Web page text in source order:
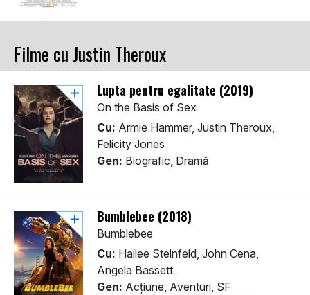
Filme cu Justin Theroux
Lupta pentru egalitate (2019)
On the Basis of Sex
Cu: Armie Hammer, Justin Theroux,
Felicity Jones
Gen: Biografic, Dramă
Bumblebee (2018)
Bumblebee
Cu: Hailee Steinfeld, John Cena,
Angela Bassett
Gen: Acţiune, Aventuri, SF